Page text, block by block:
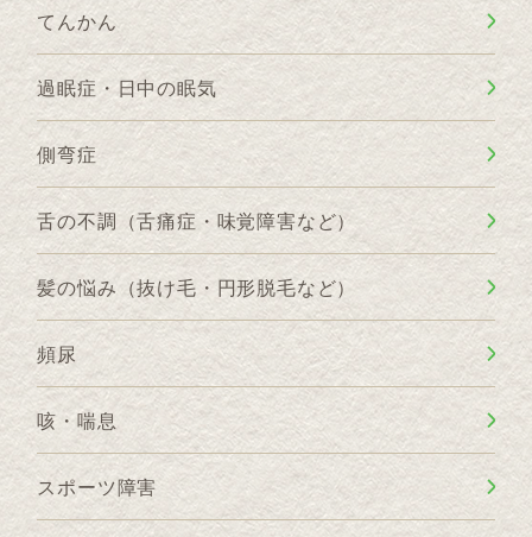
てんかん
過眠症・日中の眠気
側弯症
舌の不調（舌痛症・味覚障害など）
髪の悩み（抜け毛・円形脱毛など）
頻尿
咳・喘息
スポーツ障害